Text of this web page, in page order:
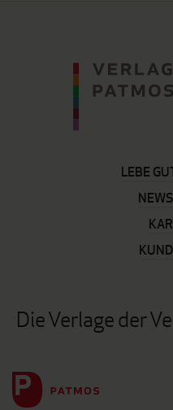
LEBE
Die Verlage der